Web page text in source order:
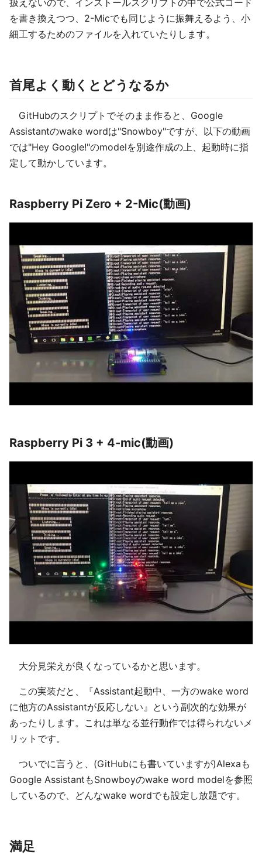
を書き換えつつ、2-Micでも同じように振舞えるよう、小
細工するためのファイルを入れていたりします。
首尾よく動くとどうなるか
GitHubのスクリプトでそのまま作ると、Google
Assistantのwake wordは"Snowboy"ですが、以下の動画
では"Hey Google!"のmodelを別途作成の上、起動時に指
定して動かしています。
Raspberry Pi Zero + 2-Mic(動画)
Raspberry Pi 3 + 4-mic(動画)
大分見栄えが良くなっているかと思います。
この実装だと、『Assistant起動中、一方のwake word
に他方のAssistantが反応しない』という副次的な効果が
あったりします。これは単なる並行動作では得られないメ
リットです。
ついでに言うと、(GitHubにも書いていますが)Alexaも
Google AssistantもSnowboyのwake word modelを参照
しているので、どんなwake wordでも設定し放題です。
満足